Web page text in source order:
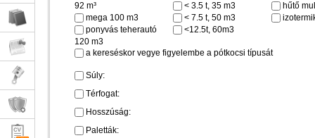
92 m³
mega 100 m3
ponyvás teherautó
120 m3
< 3.5 t, 35 m3
< 7.5 t, 50 m3
<12.5t, 60m3
hűtő
a kereséskor vegye figyelembe a pótkocsi típusát
Súly:
Térfogat:
Hosszúság:
Paletták: